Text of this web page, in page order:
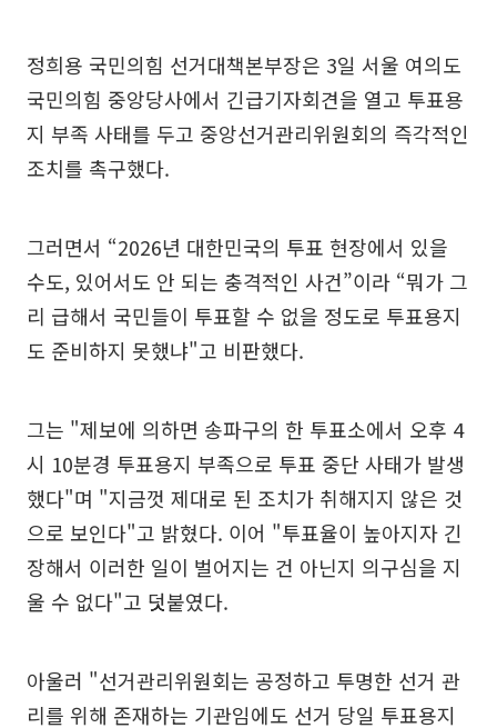
정희용 국민의힘 선거대책본부장은 3일 서울 여의도
국민의힘 중앙당사에서 긴급기자회견을 열고 투표용
지 부족 사태를 두고 중앙선거관리위원회의 즉각적인
조치를 촉구했다.
그러면서 “2026년 대한민국의 투표 현장에서 있을
수도, 있어서도 안 되는 충격적인 사건”이라 “뭐가 그
리 급해서 국민들이 투표할 수 없을 정도로 투표용지
도 준비하지 못했냐"고 비판했다.
그는 "제보에 의하면 송파구의 한 투표소에서 오후 4
시 10분경 투표용지 부족으로 투표 중단 사태가 발생
했다"며 "지금껏 제대로 된 조치가 취해지지 않은 것
으로 보인다"고 밝혔다. 이어 "투표율이 높아지자 긴
장해서 이러한 일이 벌어지는 건 아닌지 의구심을 지
울 수 없다"고 덧붙였다.
아울러 "선거관리위원회는 공정하고 투명한 선거 관
리를 위해 존재하는 기관임에도 선거 당일 투표용지